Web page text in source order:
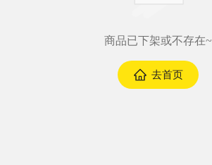
商品已下架或不存在~
去首页